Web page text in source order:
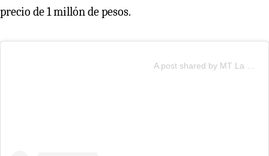
precio de 1 millón de pesos.